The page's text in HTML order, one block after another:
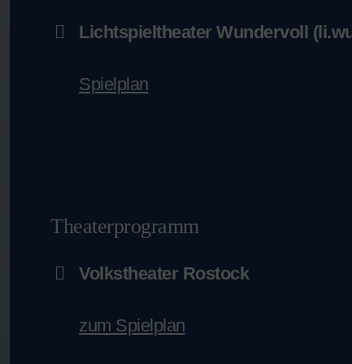
Lichtspieltheater Wundervoll
Spielplan
Theaterprogramm
Volkstheater Rostock
zum Spielplan